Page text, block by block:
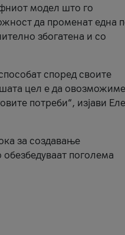
модел што го
да променат една
збогатена и со
според своите
цел е да овозможиме
потреби“, изјави
за создавање
поголема